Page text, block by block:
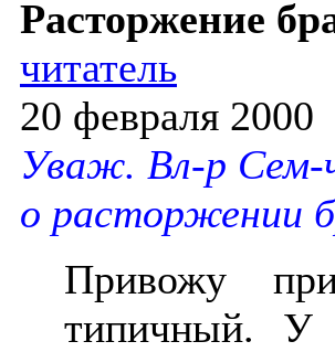
Расторжение
читатель
20 февраля 2000
Уваж. Вл-р Сем-
о расторжении
Привожу
типичный. У